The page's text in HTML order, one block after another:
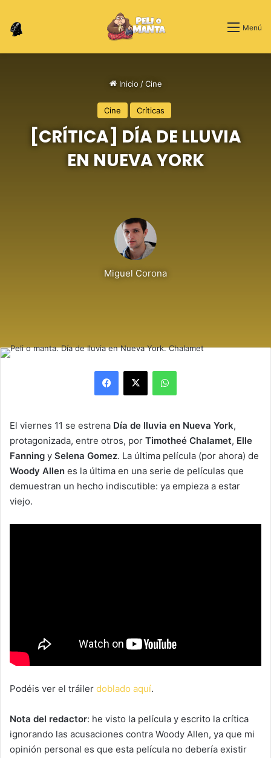
Switch skin Menú
Inicio / Cine
Cine Críticas
[CRÍTICA] DÍA DE LLUVIA
EN NUEVA YORK
Miguel Corona
Facebook
X WhatsApp
El viernes 11 se estrena Día de lluvia en Nueva York,
protagonizada, entre otros, por Timotheé Chalamet, Elle
Fanning y Selena Gomez. La última película (por ahora) de
Woody Allen es la última en una serie de películas que
demuestran un hecho indiscutible: ya empieza a estar
viejo.
Podéis ver el tráiler doblado aquí.
Nota del redactor: he visto la película y escrito la crítica
ignorando las acusaciones contra Woody Allen, ya que mi
opinión personal es que esta película no debería existir